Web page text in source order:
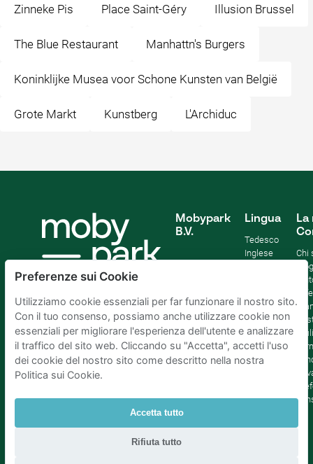
Zinneke Pis Place Saint-Géry Illusion Brussel
The Blue Restaurant Manhattn's Burgers
Koninklijke Musea voor Schone Kunsten van België
Grote Markt Kunstberg L'Archiduc
Mobypark
B.V.
Lingua
Tedesco
Inglese
Olandese
La
Chi
Blog
Parcheggio Amsterdam|Parcheggio Rotterdam
Preferenze sui Cookie
Utilizziamo cookie essenziali per far funzionare il nostro sito.
Con il tuo consenso, possiamo anche utilizzare cookie non
essenziali per migliorare l'esperienza dell'utente e analizzare
il traffico del sito web. Cliccando su "Accetta", accetti l'uso
dei cookie del nostro sito come descritto nella nostra
Politica sui Cookie.
Accetta tutto
Rifiuta tutto